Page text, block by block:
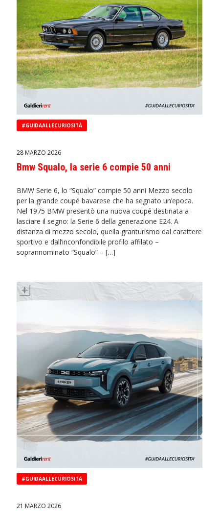
#GUIDAALLECURIOSITÀ
28 MARZO 2026
Bmw Squalo, la serie 6 compie 50 anni
BMW Serie 6, lo “Squalo” compie 50 anni Mezzo secolo
per la grande coupé bavarese che ha segnato un’epoca.
Nel 1975 BMW presentò una nuova coupé destinata a
lasciare il segno: la Serie 6 della generazione E24. A
distanza di mezzo secolo, quella granturismo dal carattere
sportivo e dall’inconfondibile profilo affilato –
soprannominato “Squalo” – […]
#GUIDAALLECURIOSITÀ
21 MARZO 2026